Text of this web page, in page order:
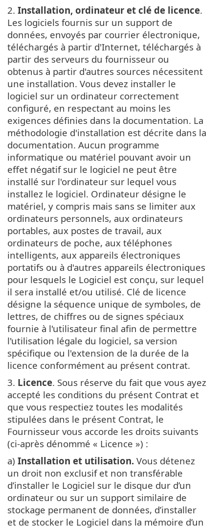
2. Installation, ordinateur et clé de licence.
Les logiciels fournis sur un support de
données, envoyés par courrier électronique,
téléchargés à partir d'Internet, téléchargés à
partir des serveurs du fournisseur ou
obtenus à partir d'autres sources nécessitent
une installation. Vous devez installer le
logiciel sur un ordinateur correctement
configuré, en respectant au moins les
exigences définies dans la documentation. La
méthodologie d'installation est décrite dans la
documentation. Aucun programme
informatique ou matériel pouvant avoir un
effet négatif sur le logiciel ne peut être
installé sur l'ordinateur sur lequel vous
installez le logiciel. Ordinateur désigne le
matériel, y compris mais sans se limiter aux
ordinateurs personnels, aux ordinateurs
portables, aux postes de travail, aux
ordinateurs de poche, aux téléphones
intelligents, aux appareils électroniques
portatifs ou à d'autres appareils électroniques
pour lesquels le Logiciel est conçu, sur lequel
il sera installé et/ou utilisé. Clé de licence
désigne la séquence unique de symboles, de
lettres, de chiffres ou de signes spéciaux
fournie à l'utilisateur final afin de permettre
l'utilisation légale du logiciel, sa version
spécifique ou l'extension de la durée de la
licence conformément au présent contrat.
3. Licence. Sous réserve du fait que vous ayez
accepté les conditions du présent Contrat et
que vous respectiez toutes les modalités
stipulées dans le présent Contrat, le
Fournisseur vous accorde les droits suivants
(ci-après dénommé « Licence ») :
a) Installation et utilisation. Vous détenez
un droit non exclusif et non transférable
d’installer le Logiciel sur le disque dur d’un
ordinateur ou sur un support similaire de
stockage permanent de données, d’installer
et de stocker le Logiciel dans la mémoire d’un